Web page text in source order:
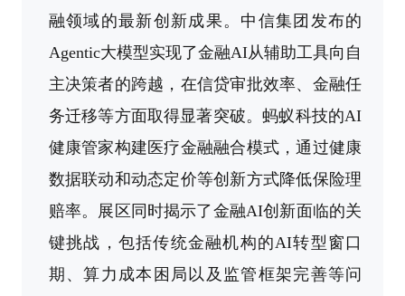
融领域的最新创新成果。中信集团发布的
Agentic大模型实现了金融AI从辅助工具向自
主决策者的跨越，在信贷审批效率、金融任
务迁移等方面取得显著突破。蚂蚁科技的AI
健康管家构建医疗金融融合模式，通过健康
数据联动和动态定价等创新方式降低保险理
赔率。展区同时揭示了金融AI创新面临的关
键挑战，包括传统金融机构的AI转型窗口
期、算力成本困局以及监管框架完善等问